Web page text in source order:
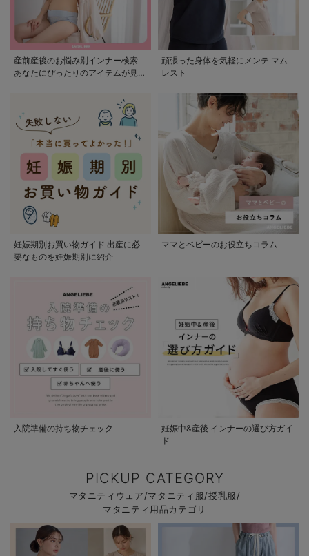
産前産後のお悩み別インナー検索
あなたにぴったりのアイテムが見つ
頑張った身体を気軽にメンテ マム
レスト
妊娠期別お買い物ガイド 出産に必
要なものを妊娠期別に紹介
ママとベビーのお役立ちコラム
入院準備の持ち物チェック
妊娠中&産後 インナーの選び方ガイ
ド
PICKUP CATEGORY
マタニティウェア/マタニティ服/授乳服/
マタニティ用品カテゴリ